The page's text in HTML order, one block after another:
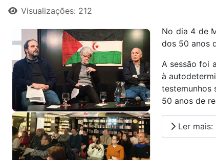
Visualizações: 212
No dia 4 de
dos 50 anos
A sessão foi
à
testemunhos
50 anos de
Ler mais: